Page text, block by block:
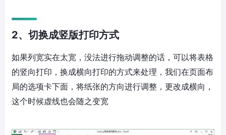
2、切换成竖版打印方式
如果列宽实在太宽，没法进行拖动调整的话，可以将表格
的竖向打印，换成横向打印的方式来处理，我们在页面布
局的选项卡下面，将纸张的方向进行调整，更改成横向，
这个时候虚线也会随之变宽